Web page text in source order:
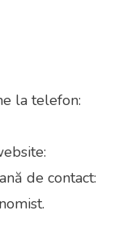
la telefon:
de contact: